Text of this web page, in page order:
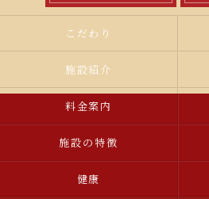
こだわり
施設紹介
料金案内
施設の特徴
健康